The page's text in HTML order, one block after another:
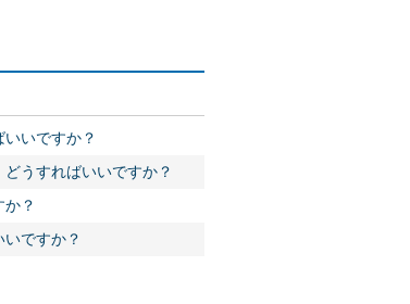
いですか？
うすればいいですか？
？
ですか？